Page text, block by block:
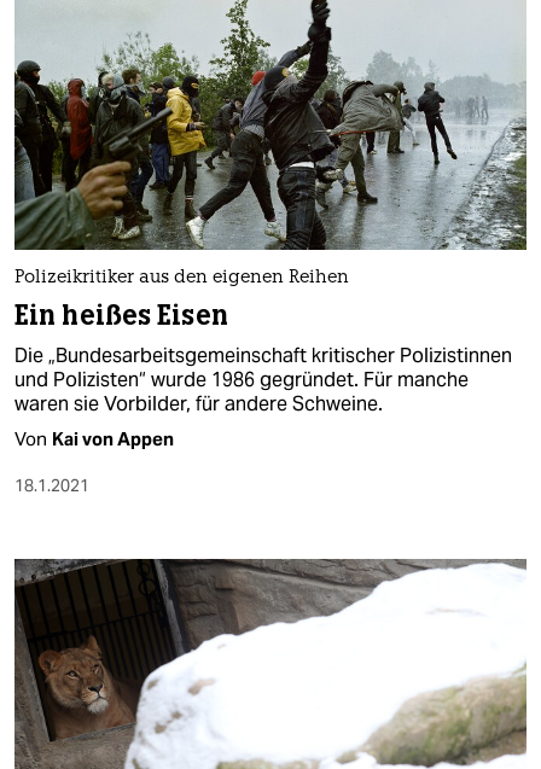
Polizeikritiker aus den eigenen Reihen
Ein heißes Eisen
Die „Bundes­arbeitsgemeinschaft kritischer Polizistinnen
und Polizisten“ wurde 1986 gegründet. Für manche
waren sie Vorbilder, für andere Schweine.
Von Kai von Appen
18.1.2021